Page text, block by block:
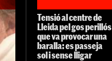
Tensió al centre de
Lleida pel gos perillós
que va provocar una
baralla: es passeja
sol i sense lligar